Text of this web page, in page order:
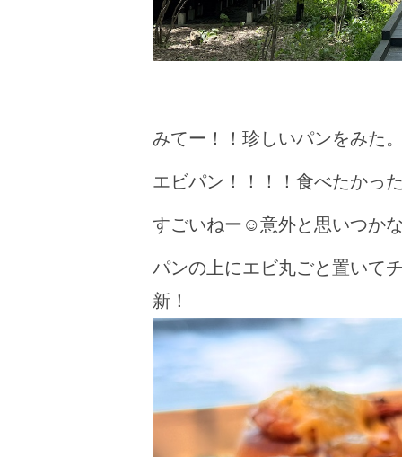
みてー！！珍しいパンをみた
エビパン！！！！食べたかっ
すごいねー☺️意外と思いつか
パンの上にエビ丸ごと置いて
新！